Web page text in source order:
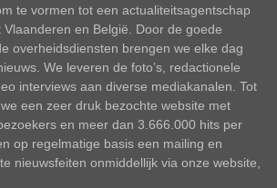
te vormen tot een actualiteitsagentschap
en België. Door de goede
overheidsdiensten brengen we elke dag
We leveren de foto’s, redactionele
interviews aan diverse mediakanalen. Tot
een zeer druk bezochte website met
en meer dan 3.666.000 hits per
op regelmatige basis een mailing en
nieuwsfeiten onmiddellijk via onze website,